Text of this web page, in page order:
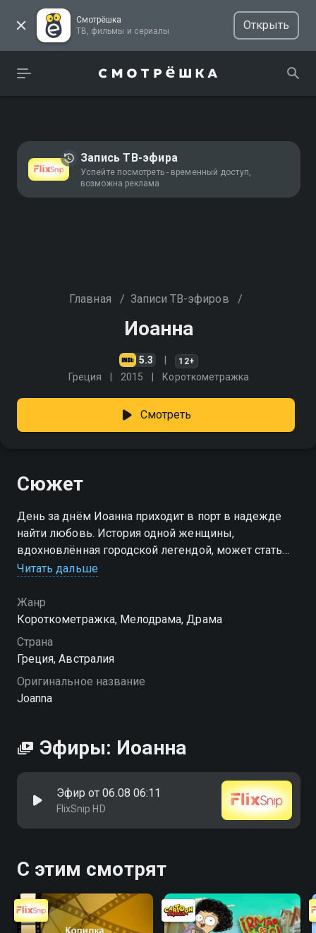
Смотрёшка
ТВ, фильмы и сериалы
Открыть
Запись ТВ-эфира
Успейте посмотреть - временный доступ,
возможна реклама
Главная / Записи ТВ-эфиров /
Иоанна
5.3 12+
Греция 2015 Короткометражка
Смотреть
Сюжет
День за днём Иоанна приходит в порт в надежде
найти любовь. История одной женщины,
вдохновлённая городской легендой, может стать
отражением истории целой страны
Читать дальше
Жанр
Короткометражка, Мелодрама, Драма
Страна
Греция, Австралия
Оригинальное название
Joanna
Эфиры: Иоанна
Эфир от 06.08 06:11
FlixSnip HD
С этим смотрят